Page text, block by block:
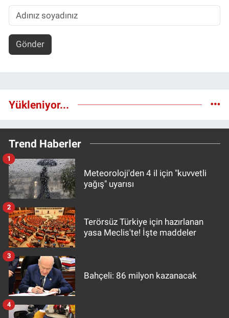
Gönder
Yükleniyor...
Trend Haberler
Meteoroloji'den 4 il için "kuvvetli
yağış" uyarısı
1
Terörsüz Türkiye için hazırlanan
yasa Meclis'te! İşte maddeler
2
Bahçeli: 86 milyon kazanacak
3
4